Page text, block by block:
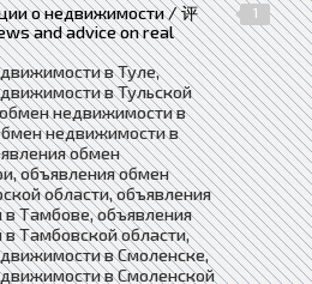
о недвижимости / 评
and advice on real
1
в Туле,
в Тульской
недвижимости в
недвижимости в
обмен
объявления обмен
области, объявления
Тамбове, объявления
Тамбовской области,
в Смоленске,
в Смоленской